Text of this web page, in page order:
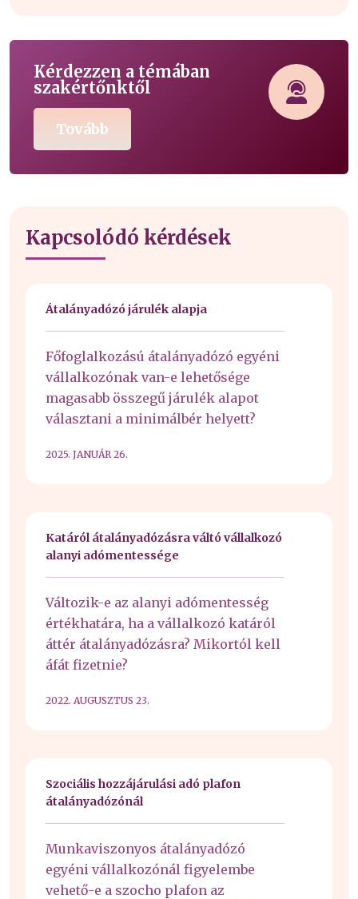
Kérdezzen a témában
szakértőnktől
Tovább
Kapcsolódó kérdések
Átalányadózó járulék alapja
Főfoglalkozású átalányadózó egyéni
vállalkozónak van-e lehetősége
magasabb összegű járulék alapot
választani a minimálbér helyett?
2025. JANUÁR 26.
Katáról átalányadózásra váltó vállalkozó
alanyi adómentessége
Változik-e az alanyi adómentesség
értékhatára, ha a vállalkozó katáról
áttér átalányadózásra? Mikortól kell
áfát fizetnie?
2022. AUGUSZTUS 23.
Szociális hozzájárulási adó plafon
átalányadózónál
Munkaviszonyos átalányadózó
egyéni vállalkozónál figyelembe
vehető-e a szocho plafon az